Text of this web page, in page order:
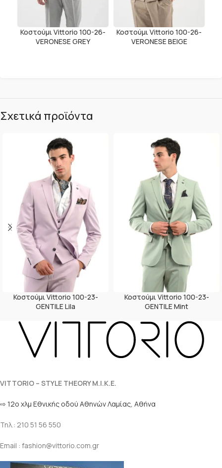
Κοστούμι Vittorio 100-26-
VERONESE GREY
Κοστούμι Vittorio 100-26-
VERONESE BEIGE
Σχετικά προϊόντα
Κοστούμι Vittorio 100-23-
GENTILE Lila
Κοστούμι Vittorio 100-23-
GENTILE Mint
VITTORIO – STYLE THEORY M.I.K.E.
⇨ 12ο χλμ Eθνικής οδού Αθηνών Λαμίας, Αθήνα
Τηλ.: 210 51 56 550
Email : fashion@vittorio.com.gr